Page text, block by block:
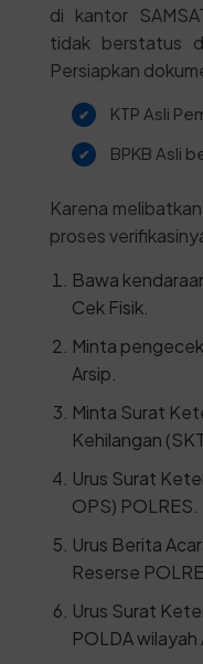
di kantor
tidak berstatus
Persiapkan
KTP Asli
BPKB Asli
Karena
proses
Bawa
Cek Fisik.
Minta
Arsip.
Minta Surat
Kehilangan
Urus Surat
OPS) POLRES.
Urus Berita
Reserse
Urus Surat
POLDA wilayah